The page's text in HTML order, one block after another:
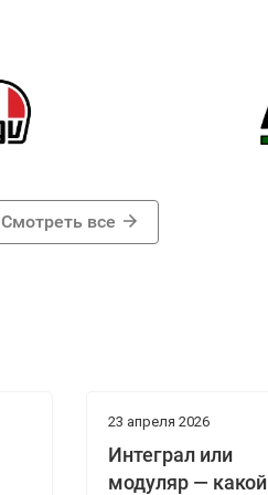
Смотреть все
23 апреля 2026
Интеграл или
модуляр — какой